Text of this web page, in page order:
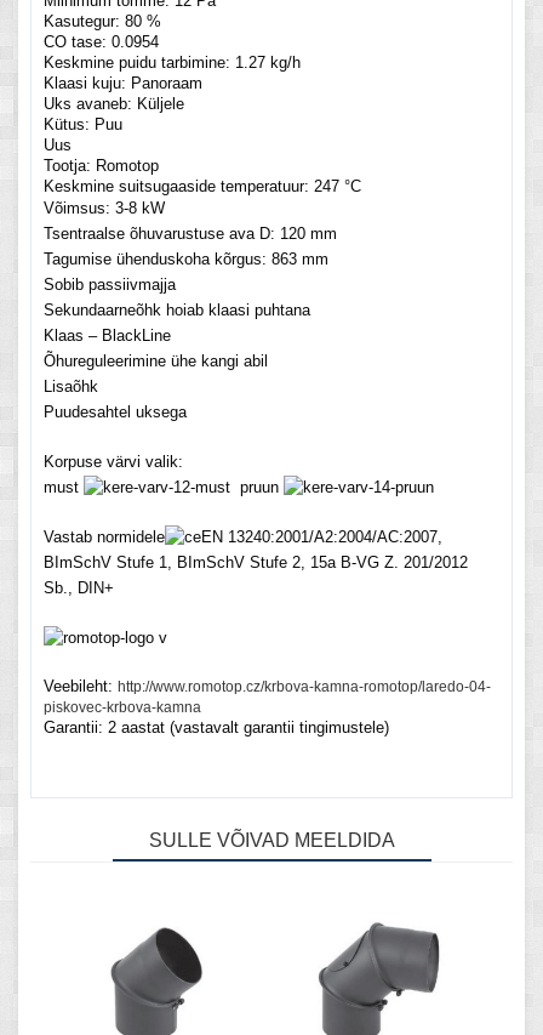
Kasutegur: 80 %
CO tase: 0.0954
Keskmine puidu tarbimine: 1.27 kg/h
Klaasi kuju: Panoraam
Uks avaneb: Küljele
Kütus: Puu
Uus
Tootja: Romotop
Keskmine suitsugaaside temperatuur: 247 °C
Võimsus: 3-8 kW
Tsentraalse õhuvarustuse ava D: 120 mm
Tagumise ühenduskoha kõrgus: 863 mm
Sobib passiivmajja
Sekundaarneõhk hoiab klaasi puhtana
Klaas – BlackLine
Õhureguleerimine ühe kangi abil
Lisaõhk
Puudesahtel uksega
Korpuse värvi valik:
must
pruun
Vastab normidele
EN 13240:2001/A2:2004/AC:2007,
BImSchV Stufe 1, BImSchV Stufe 2, 15a B-VG Z. 201/2012
Sb., DIN+
Veebileht: http://www.romotop.cz/krbova-kamna-romotop/laredo-04-
piskovec-krbova-kamna
Garantii: 2 aastat (vastavalt garantii tingimustele)
SULLE VÕIVAD MEELDIDA